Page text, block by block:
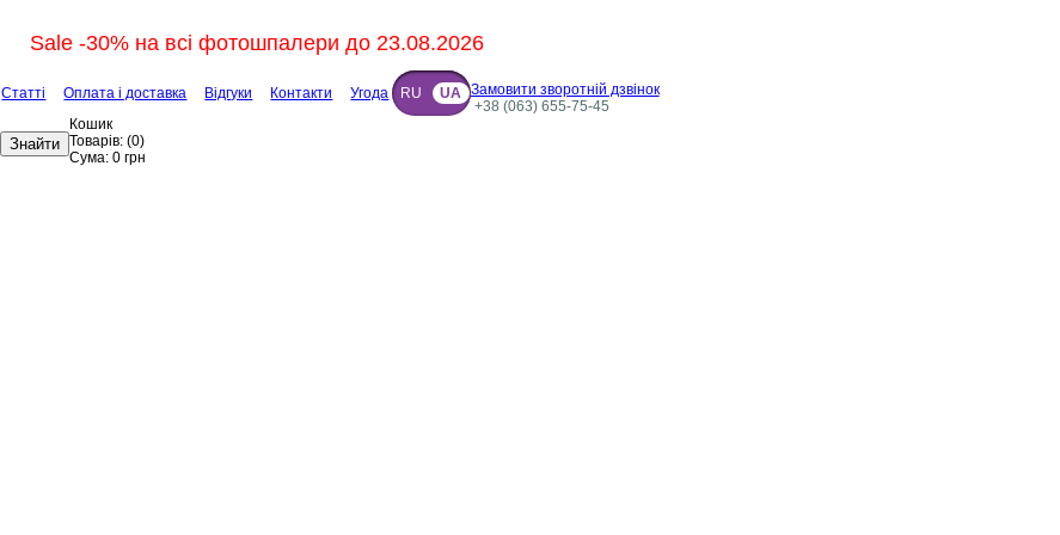
Sale -30% на всі фотошпалери до 23.08.2026
Статті Оплата і доставка Відгуки Контакти Угода RU UA Замовити зворотній дзвінок
+38 (063) 655-75-45
Знайти
Кошик
Товарів: (0)
Сума: 0 грн